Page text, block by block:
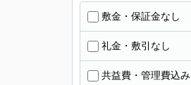
敷金・保証金なし
礼金・敷引なし
共益費・管理費込み